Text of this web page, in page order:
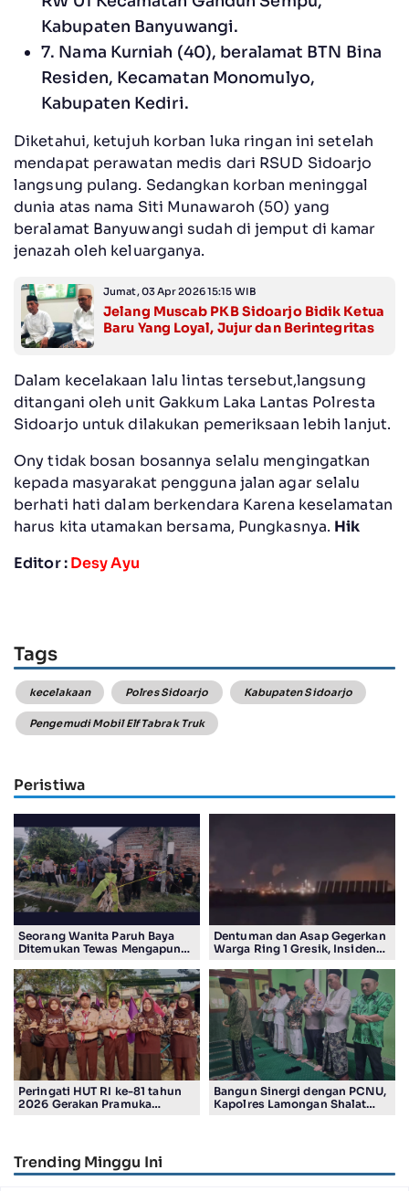
Kabupaten Banyuwangi.
7. Nama Kurniah (40), beralamat BTN Bina
Residen, Kecamatan Monomulyo,
Kabupaten Kediri.
Diketahui, ketujuh korban luka ringan ini setelah
mendapat perawatan medis dari RSUD Sidoarjo
langsung pulang. Sedangkan korban meninggal
dunia atas nama Siti Munawaroh (50) yang
beralamat Banyuwangi sudah di jemput di kamar
jenazah oleh keluarganya.
Jumat, 03 Apr 2026 15:15 WIB
Jelang Muscab PKB Sidoarjo Bidik Ketua
Baru Yang Loyal, Jujur dan Berintegritas
Dalam kecelakaan lalu lintas tersebut,langsung
ditangani oleh unit Gakkum Laka Lantas Polresta
Sidoarjo untuk dilakukan pemeriksaan lebih lanjut.
Ony tidak bosan bosannya selalu mengingatkan
kepada masyarakat pengguna jalan agar selalu
berhati hati dalam berkendara Karena keselamatan
harus kita utamakan bersama, Pungkasnya. Hik
Editor :Desy Ayu
Tags
kecelakaan Polres Sidoarjo Kabupaten Sidoarjo
Pengemudi Mobil Elf Tabrak Truk
Peristiwa
Seorang Wanita Paruh Baya
Ditemukan Tewas Mengapung
Dentuman dan Asap Gegerkan
Warga Ring 1 Gresik, Insiden
Smelting
Peringati HUT RI ke-81 tahun
2026 Gerakan Pramuka
Bangun Sinergi dengan PCNU,
Kapolres Lamongan Shalat
Trending Minggu Ini